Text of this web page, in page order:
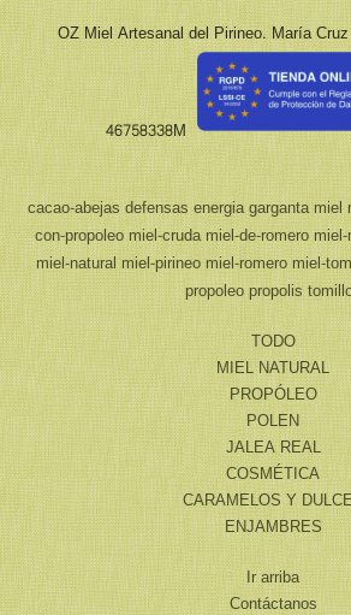
OZ Miel Artesanal del Pirineo. María
46758338M
cacao-abejasdefensasenergiagargantamiel
con-propoleomiel-crudamiel-de-romero
miel-naturalmiel-pirineomiel-romeromiel-
propoleopropolis
TODO
MIEL NATURAL
PROPÓLEO
POLEN
JALEA REAL
COSMÉTICA
CARAMELOS Y
ENJAMBRES
Ir arriba
Contáctanos